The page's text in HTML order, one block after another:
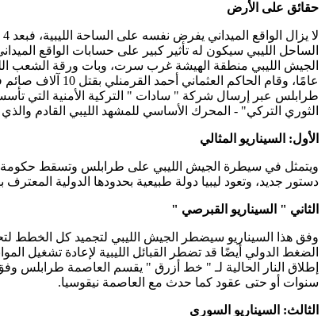
حقائق على الأرض
الساحل الليبي سيكون له تأثير كبير على حسابات الواقع
الثوري التركي" - المحرك الأساسي للمشهد الليبي القادم
الأول: السيناريو المثالي
ويتمثل في سيطرة الجيش الليبي على طرابلس وتسقط حكومة
دستور جديد، وتعود ليبيا دولة طبيعية بحدودها الدولية
الثاني " السيناريو القبرصي "
وفق هذا السيناريو سيضطر الجيش الليبي لتجميد كل الخطط
الضغط الدولي أيضًا قد تضطر القبائل الليبية لإعادة
سنوات أو حتى عقود كما حدث مع العاصمة نيقوسيا.
الثالث: السيناريو السوري